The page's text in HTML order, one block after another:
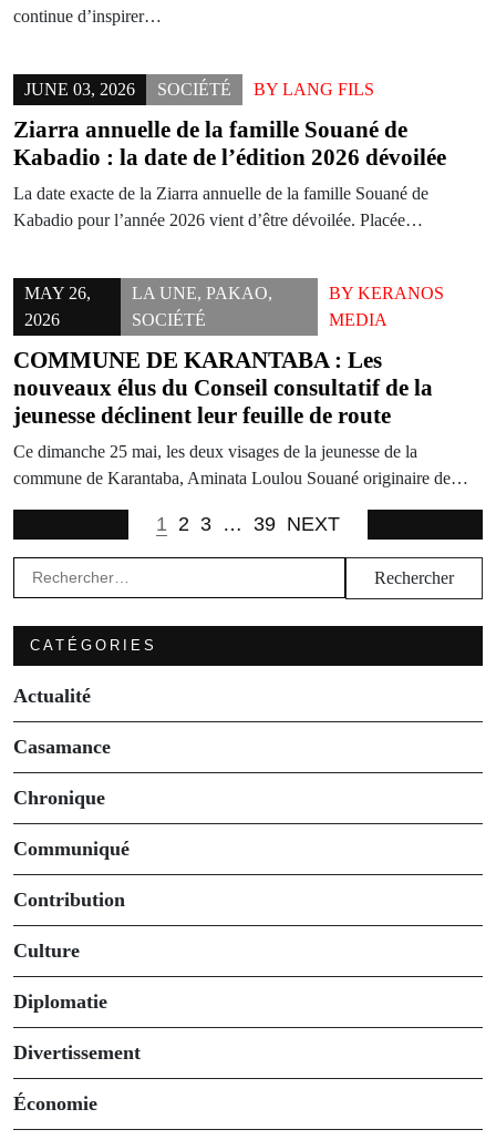
continue d’inspirer…
JUNE 03, 2026 SOCIÉTÉ BY LANG FILS
Ziarra annuelle de la famille Souané de
Kabadio : la date de l’édition 2026 dévoilée
La date exacte de la Ziarra annuelle de la famille Souané de
Kabadio pour l’année 2026 vient d’être dévoilée. Placée…
MAY 26,
2026
LA UNE, PAKAO,
SOCIÉTÉ
BYKERANOS
MEDIA
COMMUNE DE KARANTABA : Les
nouveaux élus du Conseil consultatif de la
jeunesse déclinent leur feuille de route
Ce dimanche 25 mai, les deux visages de la jeunesse de la
commune de Karantaba, Aminata Loulou Souané originaire de…
1 2 3 … 39 NEXT
Rechercher :
CATÉGORIES
Actualité
Casamance
Chronique
Communiqué
Contribution
Culture
Diplomatie
Divertissement
Économie